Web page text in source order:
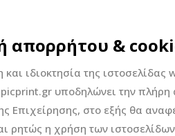
απορρήτου &
και ιδιοκτησία της
υποδηλώνει την
Επιχείρησης, στο εξής θα
ρητώς η χρήση των